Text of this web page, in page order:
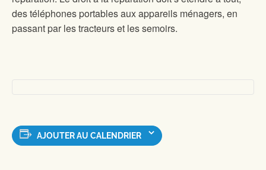
des téléphones portables aux appareils ménagers, en
passant par les tracteurs et les semoirs.
AJOUTER AU CALENDRIER